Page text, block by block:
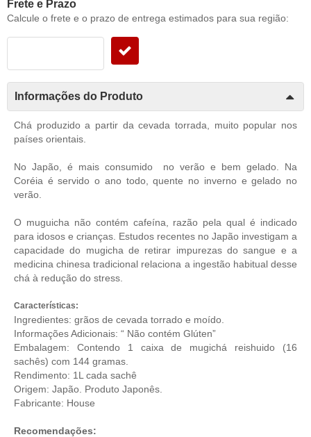
Frete e Prazo
Calcule o frete e o prazo de entrega estimados para sua região:
Informações do Produto
Chá produzido a partir da cevada torrada, muito popular nos
países orientais.
No Japão, é mais consumido no verão e bem gelado. Na
Coréia é servido o ano todo, quente no inverno e gelado no
verão.
O muguicha não contém cafeína, razão pela qual é indicado
para idosos e crianças. Estudos recentes no Japão investigam a
capacidade do mugicha de retirar impurezas do sangue e a
medicina chinesa tradicional relaciona a ingestão habitual desse
chá à redução do stress.
Características:
Ingredientes: grãos de cevada torrado e moído.
Informações Adicionais: “ Não contém Glúten”
Embalagem: Contendo 1 caixa de mugichá reishuido (16
sachês) com 144 gramas.
Rendimento: 1L cada sachê
Origem: Japão. Produto Japonês
Fabricante: House
Recomendações: